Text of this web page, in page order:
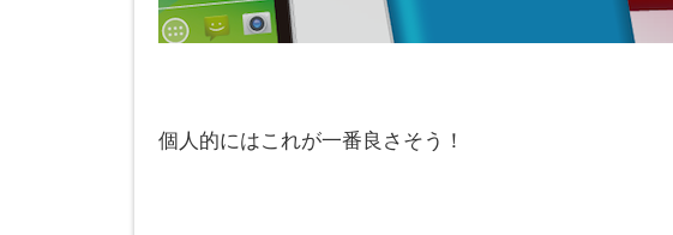
個人的にはこれが一番良さそう！